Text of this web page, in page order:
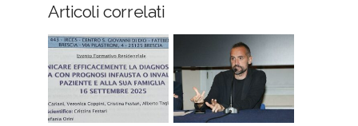
Articoli correlati